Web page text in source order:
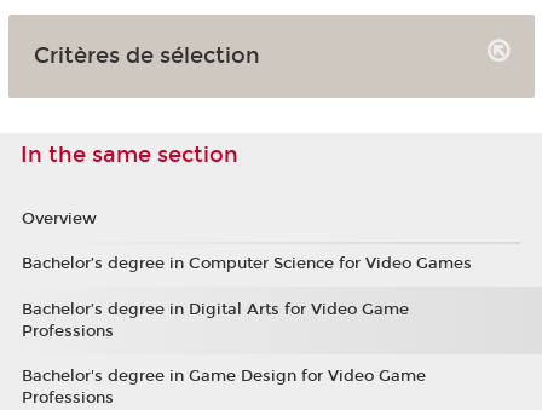
Critères de sélection
In the same section
Overview
Bachelor’s degree in Computer Science for Video Games
Bachelor’s degree in Digital Arts for Video Game
Professions
Bachelor's degree in Game Design for Video Game
Professions